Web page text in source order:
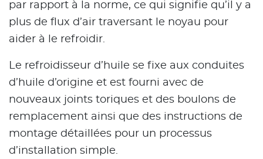
par rapport à la norme, ce qui signifie qu’il y a
plus de flux d’air traversant le noyau pour
aider à le refroidir.
Le refroidisseur d’huile se fixe aux conduites
d’huile d’origine et est fourni avec de
nouveaux joints toriques et des boulons de
remplacement ainsi que des instructions de
montage détaillées pour un processus
d’installation simple.